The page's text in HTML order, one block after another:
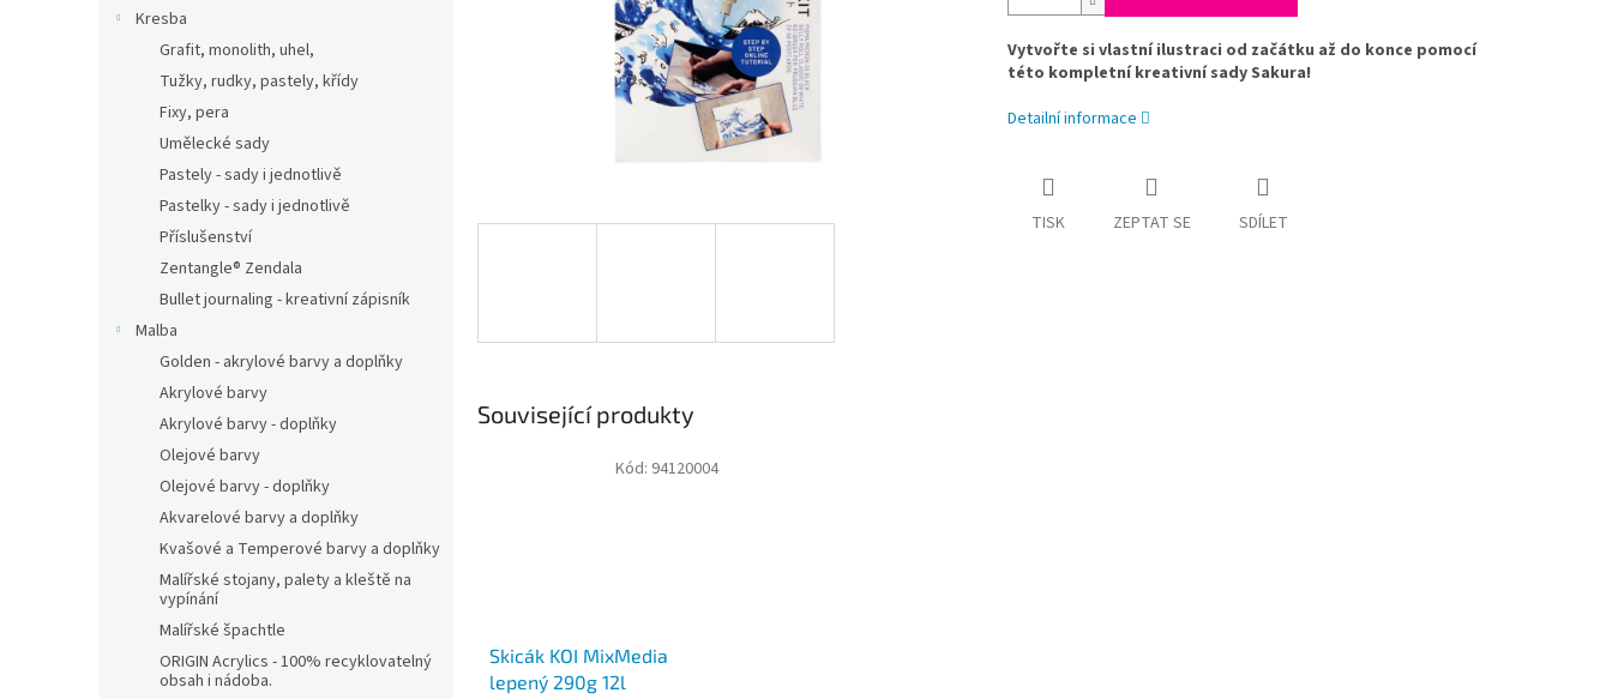
Kresba
Grafit, monolith, uhel,
Tužky, rudky, pastely, křídy
Fixy, pera
Umělecké sady
Pastely - sady i jednotlivě
Pastelky - sady i jednotlivě
Příslušenství
Zentangle® Zendala
Bullet journaling - kreativní zápisník
Malba
Golden - akrylové barvy a doplňky
Akrylové barvy
Akrylové barvy - doplňky
Olejové barvy
Olejové barvy - doplňky
Akvarelové barvy a doplňky
Kvašové a Temperové barvy a doplňky
Malířské stojany, palety a kleště na
vypínání
Malířské špachtle
ORIGIN Acrylics - 100% recyklovatelný
obsah i nádoba.
Vytvořte si vlastní ilustraci od začátku až do konce pomocí
této kompletní kreativní sady Sakura!
Detailní informace
TISK ZEPTAT SE SDÍLET
Související produkty
Skicák KOI MixMedia
lepený 290g 12l
Kód: 94120004